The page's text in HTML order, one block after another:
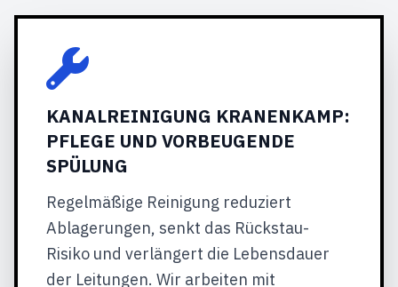
KANALREINIGUNG KRANENKAMP:
PFLEGE UND VORBEUGENDE
SPÜLUNG
Regelmäßige Reinigung reduziert
Ablagerungen, senkt das Rückstau-
Risiko und verlängert die Lebensdauer
der Leitungen. Wir arbeiten mit